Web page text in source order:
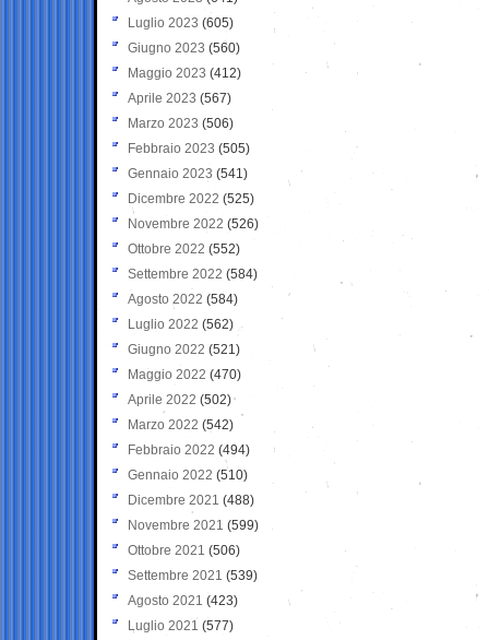
Luglio 2023 (605)
Giugno 2023 (560)
Maggio 2023 (412)
Aprile 2023 (567)
Marzo 2023 (506)
Febbraio 2023 (505)
Gennaio 2023 (541)
Dicembre 2022 (525)
Novembre 2022 (526)
Ottobre 2022 (552)
Settembre 2022 (584)
Agosto 2022 (584)
Luglio 2022 (562)
Giugno 2022 (521)
Maggio 2022 (470)
Aprile 2022 (502)
Marzo 2022 (542)
Febbraio 2022 (494)
Gennaio 2022 (510)
Dicembre 2021 (488)
Novembre 2021 (599)
Ottobre 2021 (506)
Settembre 2021 (539)
Agosto 2021 (423)
Luglio 2021 (577)